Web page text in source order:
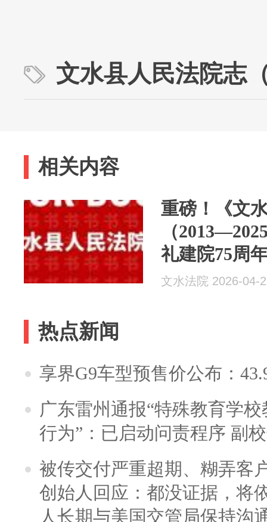
文水县人民法院志
相关内容
重磅！《文
（
礼建院75周
文水法院 2026-04-
热点新闻
享界G9车型预售价公布：
广东雷州通报“特殊教育学
行为”：已启动问责程序 副
被传交付严重超期、糊弄客
创始人回应：都没证据，将
人长期与美国交管局保持沟